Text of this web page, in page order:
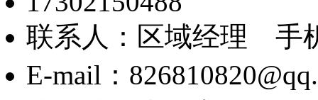
联系人：区域经理 手
E-mail：